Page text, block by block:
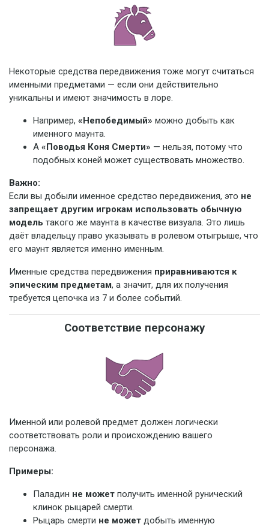
Некоторые средства передвижения тоже могут считаться
именными предметами — если они действительно
уникальны и имеют значимость в лоре.
Например, «Непобедимый» можно добыть как
именного маунта.
А «Поводья Коня Смерти» — нельзя, потому что
подобных коней может существовать множество.
Важно:
Если вы добыли именное средство передвижения, это не
запрещает другим игрокам использовать обычную
модель такого же маунта в качестве визуала. Это лишь
даёт владельцу право указывать в ролевом отыгрыше, что
его маунт является именно именным.
Именные средства передвижения приравниваются к
эпическим предметам, а значит, для их получения
требуется цепочка из 7 и более событий.
Соответствие персонажу
Именной или ролевой предмет должен логически
соответствовать роли и происхождению вашего
персонажа.
Примеры:
Паладин не может получить именной рунический
клинок рыцарей смерти.
Рыцарь смерти не может добыть именную